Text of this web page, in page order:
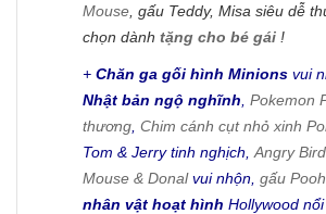
Mouse , gấu Teddy, Misa siêu dễ
chọn dành tặng cho bé gái !
+ Chăn ga gối hình Minions vui
Nhật bản ngộ nghĩnh Pokemon
thương Chim cánh cụt nhỏ xinh
Tom & Jerry tinh nghịch, Angry
Mouse & Donalvui nhộn, gấu
nhân vật hoạt hình Hollywood